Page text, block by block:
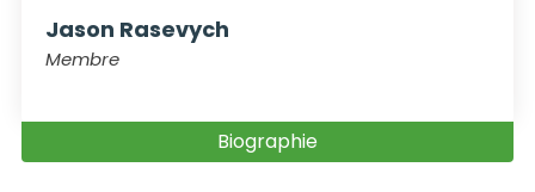
Jason Rasevych
Membre
Biographie